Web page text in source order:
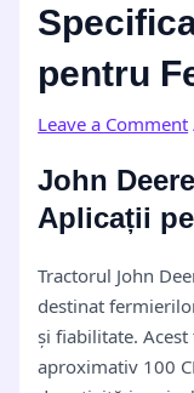
pentru
Leave a Comment
John
Aplicații
Tractorul John
destinat
și fiabilitate.
aproximativ 100